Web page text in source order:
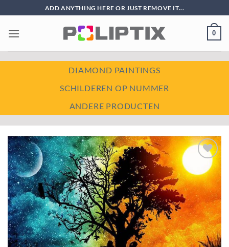
naar
inhoud
ADD ANYTHING HERE OR JUST REMOVE IT...
0
DIAMOND PAINTINGS
SCHILDEREN OP NUMMER
ANDERE PRODUCTEN
Toevoegen
aan
wenslijst